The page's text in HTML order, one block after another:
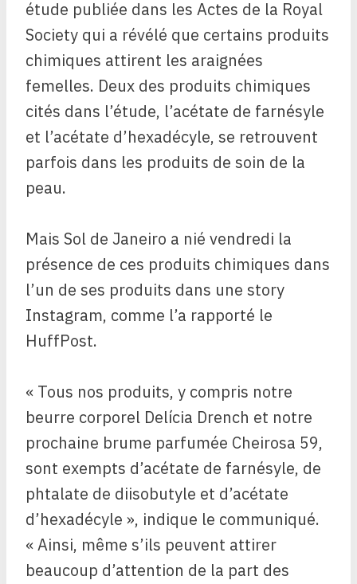
étude publiée dans les Actes de la Royal
Society qui a révélé que certains produits
chimiques attirent les araignées
femelles. Deux des produits chimiques
cités dans l’étude, l’acétate de farnésyle
et l’acétate d’hexadécyle, se retrouvent
parfois dans les produits de soin de la
peau.
Mais Sol de Janeiro a nié vendredi la
présence de ces produits chimiques dans
l’un de ses produits dans une story
Instagram, comme l’a rapporté le
HuffPost.
« Tous nos produits, y compris notre
beurre corporel Delícia Drench et notre
prochaine brume parfumée Cheirosa 59,
sont exempts d’acétate de farnésyle, de
phtalate de diisobutyle et d’acétate
d’hexadécyle », indique le communiqué.
« Ainsi, même s’ils peuvent attirer
beaucoup d’attention de la part des